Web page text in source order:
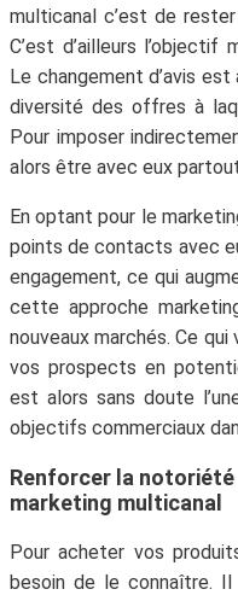
multicanal c’est de
C’est d’ailleurs
Le changement d’avis est
diversité des offres à
Pour imposer
alors être avec eux
En optant pour le
points de contacts avec
engagement, ce qui
cette approche
nouveaux marchés. Ce
vos prospects en
est alors sans doute
objectifs commerciaux
Renforcer la
marketing multicanal
Pour acheter vos
besoin de le connaître.